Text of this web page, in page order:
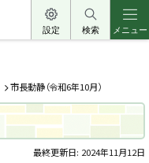
設定 検索 メニュー
市長動静（令和6年10月）
最終更新日: 2024年11月12日